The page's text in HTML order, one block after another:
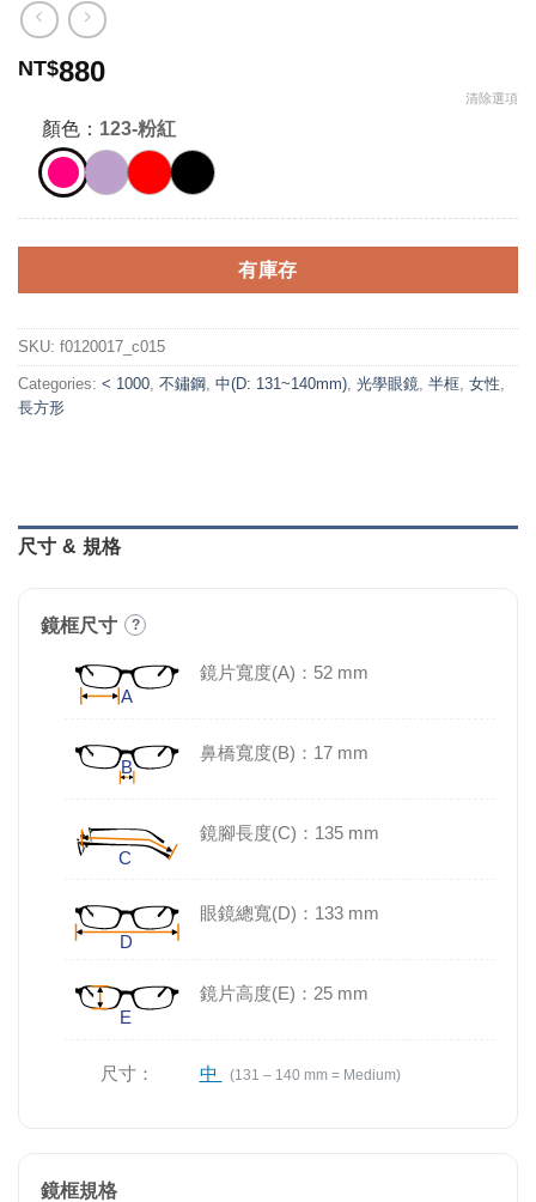
NT$880
顏色： 123-粉紅
清除選項
有庫存
SKU: f0120017_c015
Categories: < 1000, 不鏽鋼, 中(D: 131~140mm), 光學眼鏡, 半框, 女性,
長方形
尺寸 & 規格
鏡框尺寸 ?
鏡片寬度(A)：52 mm
鼻橋寬度(B)：17 mm
鏡腳長度(C)：135 mm
眼鏡總寬(D)：133 mm
鏡片高度(E)：25 mm
尺寸： 中 (131 – 140 mm = Medium)
鏡框規格